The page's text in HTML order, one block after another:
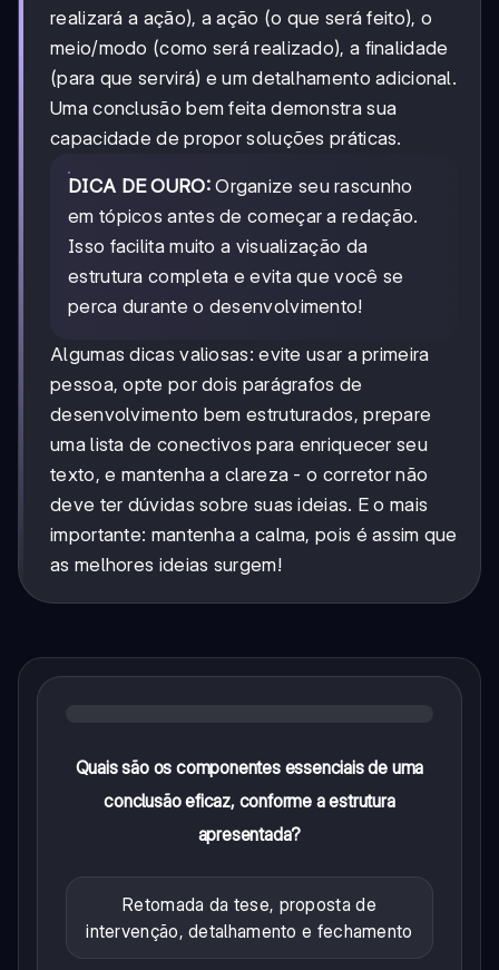
realizará a ação), a ação (o que será feito), o
meio/modo (como será realizado), a finalidade
(para que servirá) e um detalhamento adicional.
Uma conclusão bem feita demonstra sua
capacidade de propor soluções práticas.
DICA DE OURO:Organize seu rascunho
em tópicos antes de começar a redação.
Isso facilita muito a visualização da
estrutura completa e evita que você se
perca durante o desenvolvimento!
Algumas dicas valiosas: evite usar a primeira
pessoa, opte por dois parágrafos de
desenvolvimento bem estruturados, prepare
uma lista de conectivos para enriquecer seu
texto, e mantenha a clareza - o corretor não
deve ter dúvidas sobre suas ideias. E o mais
importante: mantenha a calma, pois é assim que
as melhores ideias surgem!
Quais são os componentes essenciais de uma
conclusão eficaz, conforme a estrutura
apresentada?
Retomada da tese, proposta de
intervenção, detalhamento e fechamento